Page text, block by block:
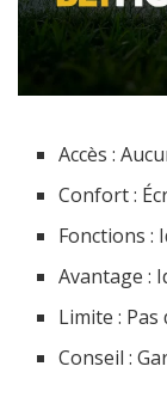
Accès :
Confort :
Fonctions :
Avantage :
Limite :
Conseil :